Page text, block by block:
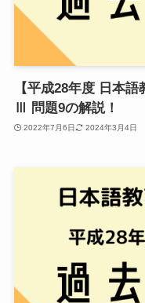
【平成28年度 日本
Ⅲ 問題9の解説！
2022年7月6日 2024年3月4日